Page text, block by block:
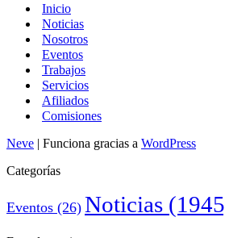
Inicio
Noticias
Nosotros
Eventos
Trabajos
Servicios
Afiliados
Comisiones
Neve | Funciona gracias a WordPress
Categorías
Eventos (26) Noticias